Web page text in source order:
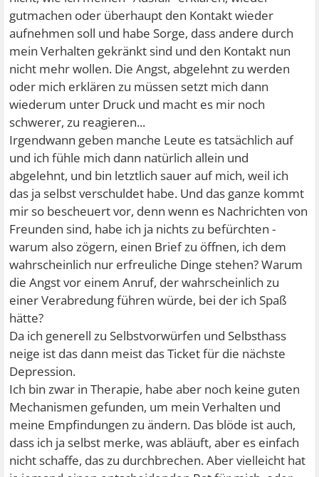
gutmachen oder überhaupt den Kontakt wieder
aufnehmen soll und habe Sorge, dass andere durch
mein Verhalten gekränkt sind und den Kontakt nun
nicht mehr wollen. Die Angst, abgelehnt zu werden
oder mich erklären zu müssen setzt mich dann
wiederum unter Druck und macht es mir noch
schwerer, zu reagieren...
Irgendwann geben manche Leute es tatsächlich auf
und ich fühle mich dann natürlich allein und
abgelehnt, und bin letztlich sauer auf mich, weil ich
das ja selbst verschuldet habe. Und das ganze kommt
mir so bescheuert vor, denn wenn es Nachrichten von
Freunden sind, habe ich ja nichts zu befürchten -
warum also zögern, einen Brief zu öffnen, ich dem
wahrscheinlich nur erfreuliche Dinge stehen? Warum
die Angst vor einem Anruf, der wahrscheinlich zu
einer Verabredung führen würde, bei der ich Spaß
hätte?
Da ich generell zu Selbstvorwürfen und Selbsthass
neige ist das dann meist das Ticket für die nächste
Depression.
Ich bin zwar in Therapie, habe aber noch keine guten
Mechanismen gefunden, um mein Verhalten und
meine Empfindungen zu ändern. Das blöde ist auch,
dass ich ja selbst merke, was abläuft, aber es einfach
nicht schaffe, das zu durchbrechen. Aber vielleicht hat